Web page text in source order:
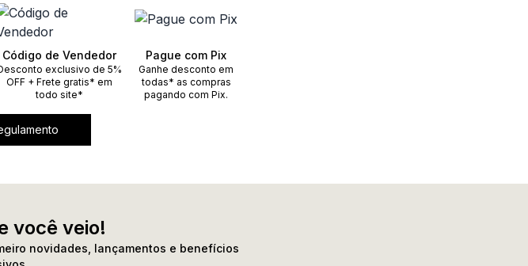
Código de Vendedor
exclusivo de 5%
OFF + Frete gratis* em
todo site*
Pague com Pix
Ganhe desconto em
todas* as compras
pagando com Pix.
você veio!
novidades, lançamentos e benefícios